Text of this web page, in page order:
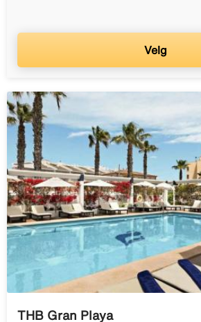
Velg
THB Gran Playa